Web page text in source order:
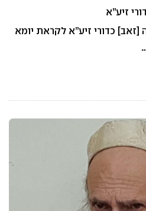
זיע”א
[זאב] כדורי זיע”א לקראת יומא